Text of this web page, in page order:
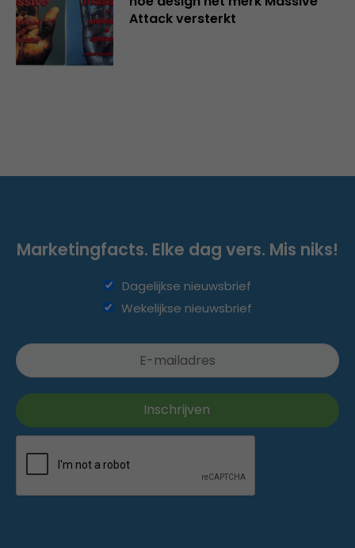
Attack versterkt
Marketingfacts. Elke dag vers. Mis niks!
Dagelijkse nieuwsbrief
Wekelijkse nieuwsbrief